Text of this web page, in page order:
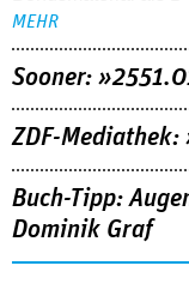
MEHR
Sooner:
ZDF-Mediathek:
Buch-Tipp:
Dominik Graf